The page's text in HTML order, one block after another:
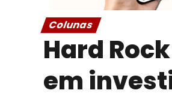
Colunas
Hard
em